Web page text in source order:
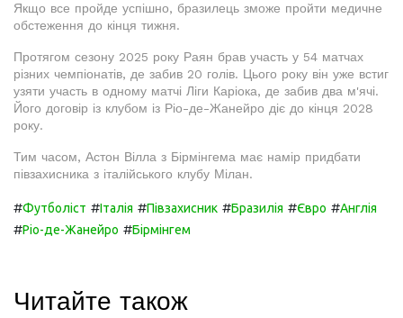
Якщо все пройде успішно, бразилець зможе пройти медичне
обстеження до кінця тижня.
Протягом сезону 2025 року Раян брав участь у 54 матчах
різних чемпіонатів, де забив 20 голів. Цього року він уже встиг
узяти участь в одному матчі Ліги Каріока, де забив два м'ячі.
Його договір із клубом із Ріо-де-Жанейро діє до кінця 2028
року.
Тим часом, Астон Вілла з Бірмінгема має намір придбати
півзахисника з італійського клубу Мілан.
#Футболіст #Італія #Півзахисник #Бразилія #Євро #Англія
#Ріо-де-Жанейро #Бірмінгем
Читайте також